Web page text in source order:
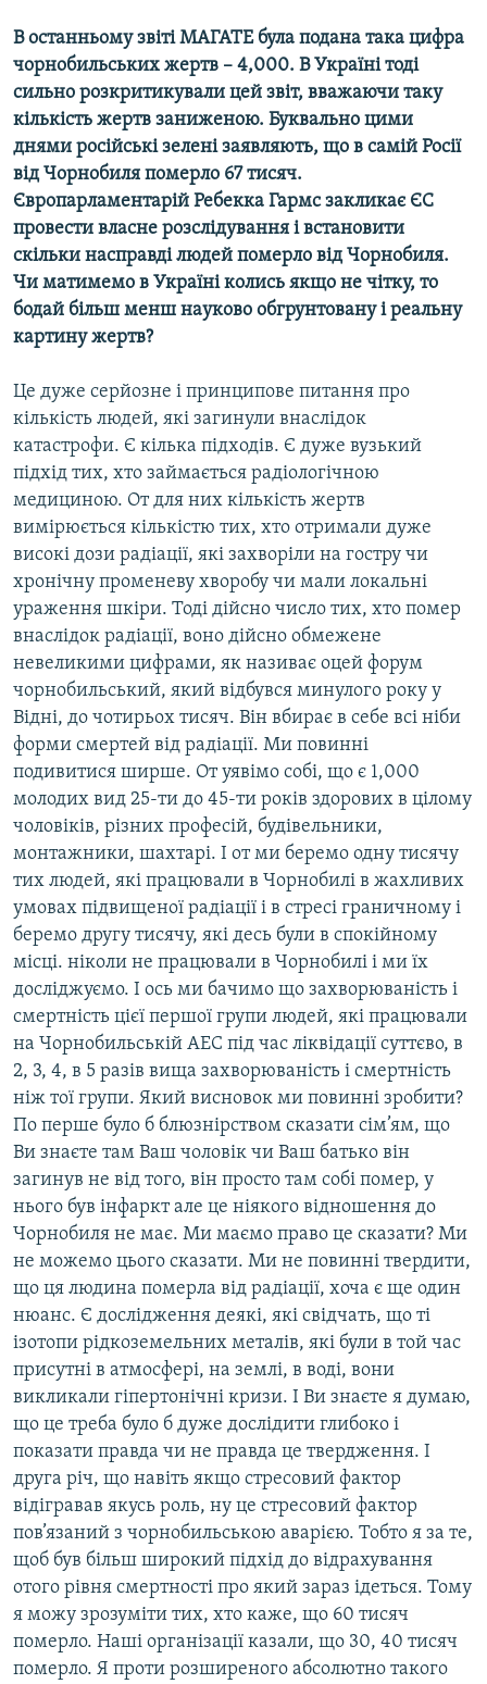
В останньому звіті МАГАТЕ була подана така цифра
чорнобильських жертв – 4,000. В Україні тоді
сильно розкритикували цей звіт, вважаючи таку
кількість жертв заниженою. Буквально цими
днями російські зелені заявляють, що в самій Росії
від Чорнобиля померло 67 тисяч.
Європарламентарій Ребекка Гармс закликає ЄС
провести власне розслідування і встановити
скільки насправді людей померло від Чорнобиля.
Чи матимемо в Україні колись якщо не чітку, то
бодай більш менш науково обгрунтовану і реальну
картину жертв?
Це дуже серйозне і принципове питання про
кількість людей, які загинули внаслідок
катастрофи. Є кілька підходів. Є дуже вузький
підхід тих, хто займається радіологічною
медициною. От для них кількість жертв
вимірюється кількістю тих, хто отримали дуже
високі дози радіації, які захворіли на гостру чи
хронічну променеву хворобу чи мали локальні
ураження шкіри. Тоді дійсно число тих, хто помер
внаслідок радіації, воно дійсно обмежене
невеликими цифрами, як називає оцей форум
чорнобильський, який відбувся минулого року у
Відні, до чотирьох тисяч. Він вбирає в себе всі ніби
форми смертей від радіації. Ми повинні
подивитися ширше. От уявімо собі, що є 1,000
молодих вид 25-ти до 45-ти років здорових в цілому
чоловіків, різних професій, будівельники,
монтажники, шахтарі. І от ми беремо одну тисячу
тих людей, які працювали в Чорнобилі в жахливих
умовах підвищеної радіації і в стресі граничному і
беремо другу тисячу, які десь були в спокійному
місці. ніколи не працювали в Чорнобилі і ми їх
досліджуємо. І ось ми бачимо що захворюваність і
смертність цієї першої групи людей, які працювали
на Чорнобильській АЕС під час ліквідації суттєво, в
2, 3, 4, в 5 разів вища захворюваність і смертність
ніж тої групи. Який висновок ми повинні зробити?
По перше було б блюзнірством сказати сім’ям, що
Ви знаєте там Ваш чоловік чи Ваш батько він
загинув не від того, він просто там собі помер, у
нього був інфаркт але це ніякого відношення до
Чорнобиля не має. Ми маємо право це сказати? Ми
не можемо цього сказати. Ми не повинні твердити,
що ця людина померла від радіації, хоча є ще один
нюанс. Є дослідження деякі, які свідчать, що ті
ізотопи рідкоземельних металів, які були в той час
присутні в атмосфері, на землі, в воді, вони
викликали гіпертонічні кризи. І Ви знаєте я думаю,
що це треба було б дуже дослідити глибоко і
показати правда чи не правда це твердження. І
друга річ, що навіть якщо стресовий фактор
відігравав якусь роль, ну це стресовий фактор
пов’язаний з чорнобильською аварією. Тобто я за те,
щоб був більш широкий підхід до відрахування
отого рівня смертності про який зараз ідеться. Тому
я можу зрозуміти тих, хто каже, що 60 тисяч
померло. Наші організації казали, що 30, 40 тисяч
померло. Я проти розширеного абсолютно такого